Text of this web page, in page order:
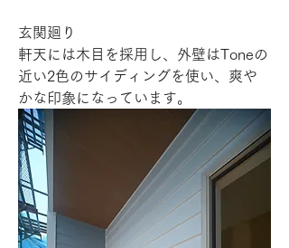
玄関廻り
軒天には木目を採用し、外壁はToneの
近い2色のサイディングを使い、爽や
かな印象になっています。